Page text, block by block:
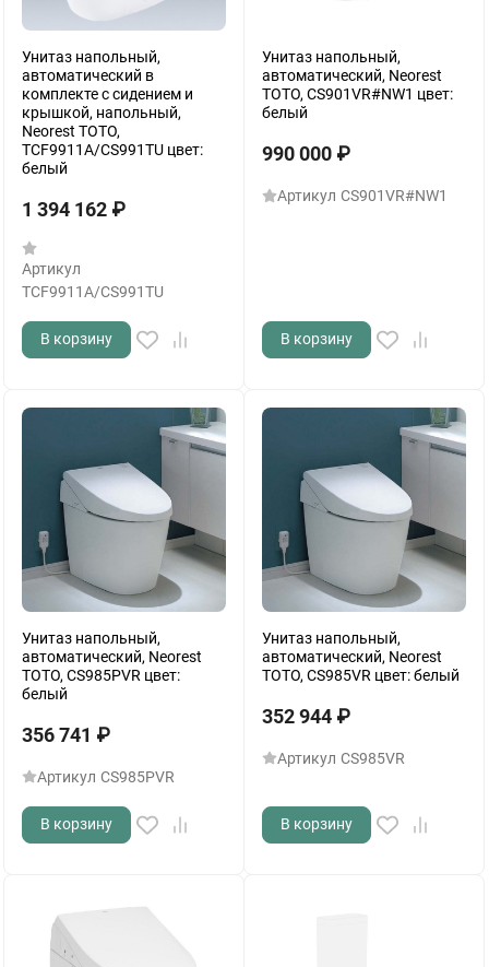
Унитаз напольный,
автоматический в
комплекте с сидением и
крышкой, напольный,
Neorest TOTO,
TCF9911A/CS991TU цвет:
белый
1 394 162 ₽
Артикул
TCF9911A/CS991TU
В корзину
Унитаз напольный,
автоматический, Neorest
TOTO, CS901VR#NW1 цвет:
белый
990 000 ₽
Артикул CS901VR#NW1
В корзину
Унитаз напольный,
автоматический, Neorest
TOTO, CS985PVR цвет:
белый
356 741 ₽
Артикул CS985PVR
В корзину
Унитаз напольный,
автоматический, Neorest
TOTO, CS985VR цвет: белый
352 944 ₽
Артикул CS985VR
В корзину